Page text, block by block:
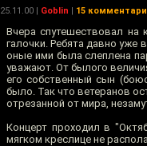
25.11.00 | Goblin | 15
Вчера спутешествовал на
галочки. Ребята давно уже
оные ими была слеплена
уважают. От былого
его собственный сын
было. Так что ветеранов
отрезанной от мира,
Концерт проходил в
мягком креслице не